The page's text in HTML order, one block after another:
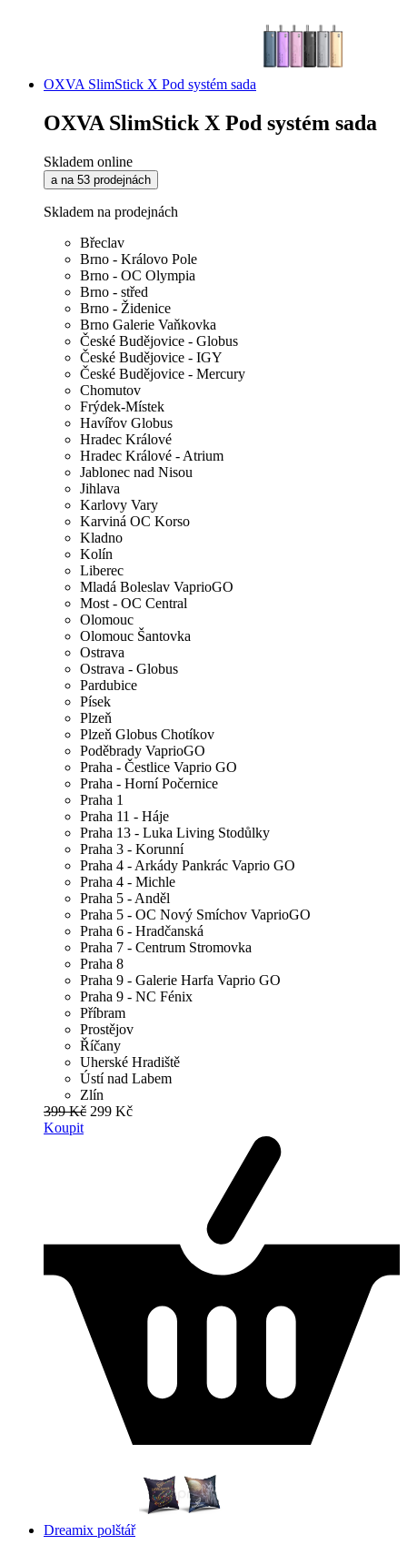
OXVA SlimStick X Pod systém sada
OXVA SlimStick X Pod systém sada
Skladem online
a na 53 prodejnách
Skladem na prodejnách
Břeclav
Brno - Královo Pole
Brno - OC Olympia
Brno - střed
Brno - Židenice
Brno Galerie Vaňkovka
České Budějovice - Globus
České Budějovice - IGY
České Budějovice - Mercury
Chomutov
Frýdek-Místek
Havířov Globus
Hradec Králové
Hradec Králové - Atrium
Jablonec nad Nisou
Jihlava
Karlovy Vary
Karviná OC Korso
Kladno
Kolín
Liberec
Mladá Boleslav VaprioGO
Most - OC Central
Olomouc
Olomouc Šantovka
Ostrava
Ostrava - Globus
Pardubice
Písek
Plzeň
Plzeň Globus Chotíkov
Poděbrady VaprioGO
Praha - Čestlice Vaprio GO
Praha - Horní Počernice
Praha 1
Praha 11 - Háje
Praha 13 - Luka Living Stodůlky
Praha 3 - Korunní
Praha 4 - Arkády Pankrác Vaprio GO
Praha 4 - Michle
Praha 5 - Anděl
Praha 5 - OC Nový Smíchov VaprioGO
Praha 6 - Hradčanská
Praha 7 - Centrum Stromovka
Praha 8
Praha 9 - Galerie Harfa Vaprio GO
Praha 9 - NC Fénix
Příbram
Prostějov
Říčany
Uherské Hradiště
Ústí nad Labem
Zlín
399 Kč 299 Kč
Koupit
Dreamix polštář